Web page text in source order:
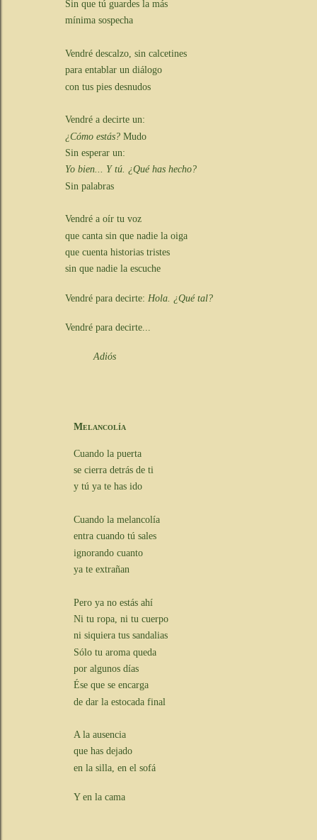
Sin que tú guardes la más
mínima sospecha
Vendré descalzo, sin calcetines
para entablar un diálogo
con tus pies desnudos
Vendré a decirte un:
¿Cómo estás? Mudo
Sin esperar un:
Yo bien... Y tú. ¿Qué has hecho?
Sin palabras
Vendré a oír tu voz
que canta sin que nadie la oiga
que cuenta historias tristes
sin que nadie la escuche
Vendré para decirte: Hola. ¿Qué tal?
Vendré para decirte...
Adiós
Melancolía
Cuando la puerta
se cierra detrás de ti
y tú ya te has ido
Cuando la melancolía
entra cuando tú sales
ignorando cuanto
ya te extrañan
Pero ya no estás ahí
Ni tu ropa, ni tu cuerpo
ni siquiera tus sandalias
Sólo tu aroma queda
por algunos días
Ése que se encarga
de dar la estocada final
A la ausencia
que has dejado
en la silla, en el sofá
Y en la cama